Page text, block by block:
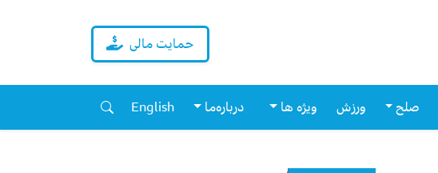
حمایت مالی
صلح ورزش ویژه ها درباره‌ما English